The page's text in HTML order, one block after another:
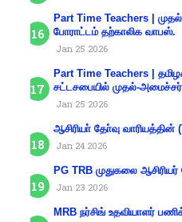
Part Time Teachers |
போராட்டம் தற்காலிக வாபஸ்.
Jan 25 2026
Part Time Teachers |
சட்டசபையில் முதல்-அமைச்சர்
Jan 25 2026
ஆசிரியா் தோ்வு
Jan 24 2026
PG TRB முதுகலை ஆசிரியர்
Jan 23 2026
MRB நர்சிங் உதவியாளர்